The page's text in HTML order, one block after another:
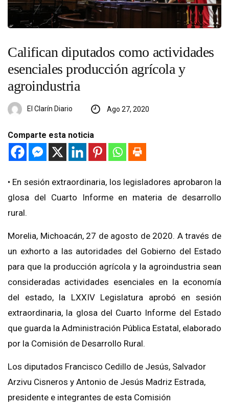
Califican diputados como actividades
esenciales producción agrícola y
agroindustria
El Clarín Diario Ago 27, 2020
Comparte esta noticia
• En sesión extraordinaria, los legisladores aprobaron la
glosa del Cuarto Informe en materia de desarrollo
rural.
Morelia, Michoacán, 27 de agosto de 2020. A través de
un exhorto a las autoridades del Gobierno del Estado
para que la producción agrícola y la agroindustria sean
consideradas actividades esenciales en la economía
del estado, la LXXIV Legislatura aprobó en sesión
extraordinaria, la glosa del Cuarto Informe del Estado
que guarda la Administración Pública Estatal, elaborado
por la Comisión de Desarrollo Rural.
Los diputados Francisco Cedillo de Jesús, Salvador
Arzivu Cisneros y Antonio de Jesús Madriz Estrada,
presidente e integrantes de esta Comisión